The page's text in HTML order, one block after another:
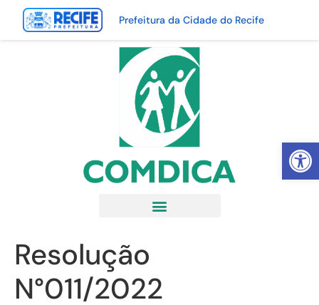
Abrir
Prefeitura da Cidade do Recife
Resolução
N°011/2022